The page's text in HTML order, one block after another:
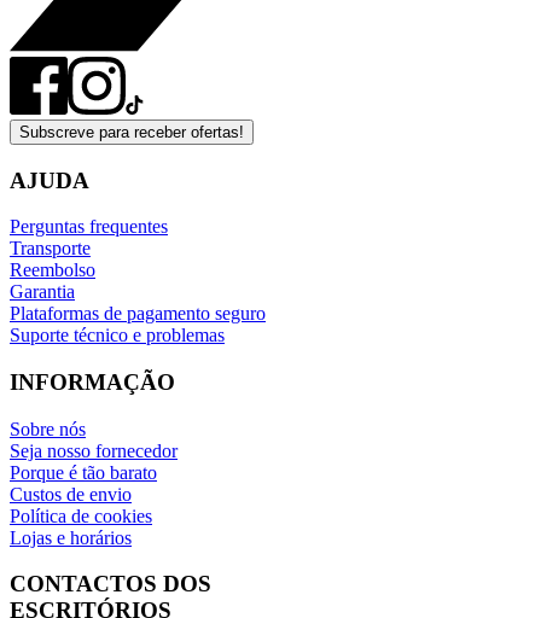
Subscreve para receber ofertas!
AJUDA
Perguntas frequentes
Transporte
Reembolso
Garantia
Plataformas de pagamento seguro
Suporte técnico e problemas
INFORMAÇÃO
Sobre nós
Seja nosso fornecedor
Porque é tão barato
Custos de envio
Política de cookies
Lojas e horários
CONTACTOS DOS
ESCRITÓRIOS